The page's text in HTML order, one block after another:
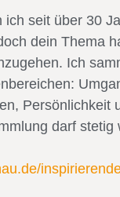
ich seit über 30
dein Thema
Ich
Persönlichkeit
darf